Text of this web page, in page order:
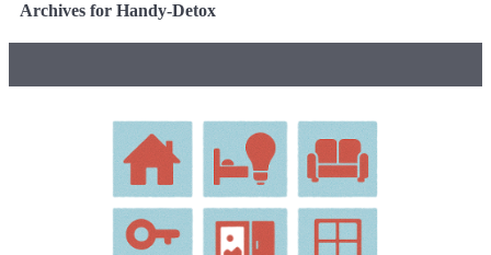
Archives for Handy-Detox